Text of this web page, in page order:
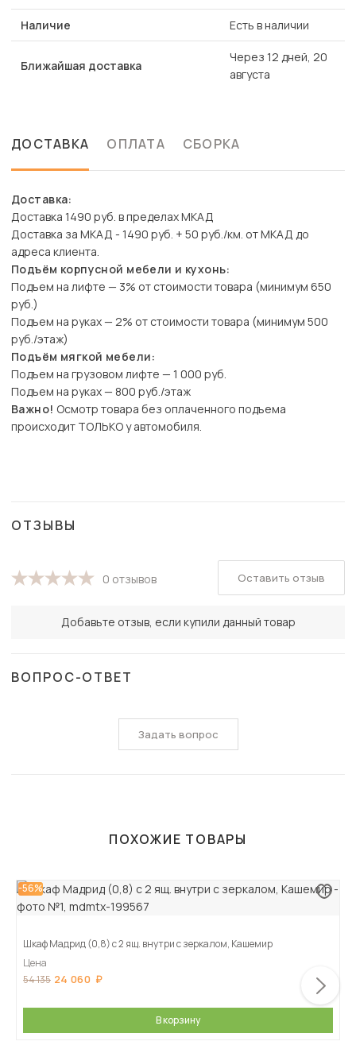
Наличие Есть в наличии
Ближайшая доставка
Через 12 дней, 20
августа
ДОСТАВКА ОПЛАТА СБОРКА
Доставка:
Доставка 1490 руб. в пределах МКАД
Доставка за МКАД - 1490 руб. + 50 руб./км. от МКАД до
адреса клиента.
Подъём корпусной мебели и кухонь:
Подъем на лифте — 3% от стоимости товара (минимум 650
руб.)
Подъем на руках — 2% от стоимости товара (минимум 500
руб./этаж)
Подъём мягкой мебели:
Подъем на грузовом лифте — 1 000 руб.
Подъем на руках — 800 руб./этаж
Важно! Осмотр товара без оплаченного подъема
происходит ТОЛЬКО у автомобиля.
ОТЗЫВЫ
0 отзывов
Добавьте отзыв, если купили данный товар
Оставить отзыв
ВОПРОС-ОТВЕТ
Задать вопрос
ПОХОЖИЕ ТОВАРЫ
-56%
Шкаф Мадрид (0,8) с 2 ящ. внутри с зеркалом, Кашемир
Цена
54 135 24 060
В корзину